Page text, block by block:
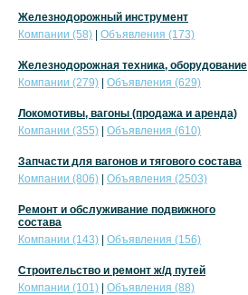
Железнодорожный инструмент
Компании (58)
Объявления (173)
Железнодорожная техника, оборудование
Компании (279)
Объявления (629)
Локомотивы, вагоны (продажа и аренда)
Компании (355)
Объявления (610)
Запчасти для вагонов и тягового состава
Компании (806)
Объявления (2503)
Ремонт и обслуживание подвижного
состава
Компании (143)
Объявления (156)
Строительство и ремонт ж/д путей
Компании (101)
Объявления (88)